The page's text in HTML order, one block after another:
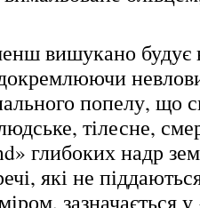
вишукано будує
попелу, що
тілесне,
глибоких надр
які не
зазначається у